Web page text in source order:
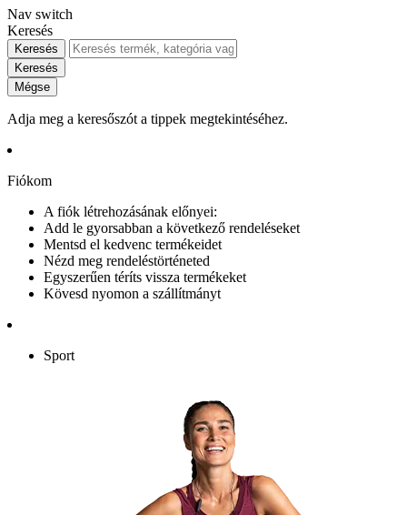
Nav switch
Keresés
Keresés
Keresés
Mégse
Adja meg a keresőszót a tippek megtekintéséhez.
Fiókom
A fiók létrehozásának előnyei:
Add le gyorsabban a következő rendeléseket
Mentsd el kedvenc termékeidet
Nézd meg rendeléstörténeted
Egyszerűen téríts vissza termékeket
Kövesd nyomon a szállítmányt
Sport